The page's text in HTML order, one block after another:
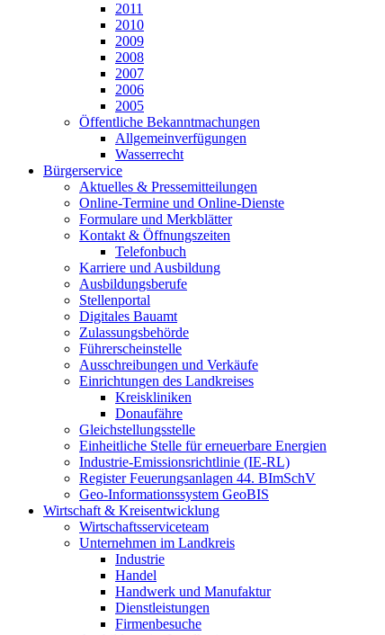
2011
2010
2009
2008
2007
2006
2005
Öffentliche Bekanntmachungen
Allgemeinverfügungen
Wasserrecht
Bürgerservice
Aktuelles & Pressemitteilungen
Online-Termine und Online-Dienste
Formulare und Merkblätter
Kontakt & Öffnungszeiten
Telefonbuch
Karriere und Ausbildung
Ausbildungsberufe
Stellenportal
Digitales Bauamt
Zulassungsbehörde
Führerscheinstelle
Ausschreibungen und Verkäufe
Einrichtungen des Landkreises
Kreiskliniken
Donaufähre
Gleichstellungsstelle
Einheitliche Stelle für erneuerbare Energien
Industrie-Emissionsrichtlinie (IE-RL)
Register Feuerungsanlagen 44. BImSchV
Geo-Informationssystem GeoBIS
Wirtschaft & Kreisentwicklung
Wirtschaftsserviceteam
Unternehmen im Landkreis
Industrie
Handel
Handwerk und Manufaktur
Dienstleistungen
Firmenbesuche